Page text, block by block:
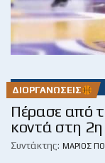
ΔΙΟΡΓΑΝΏΣΕΙΣ
Πέρασε από
κοντά στη
Συντάκτης: ΜΆΡΙΟΣ